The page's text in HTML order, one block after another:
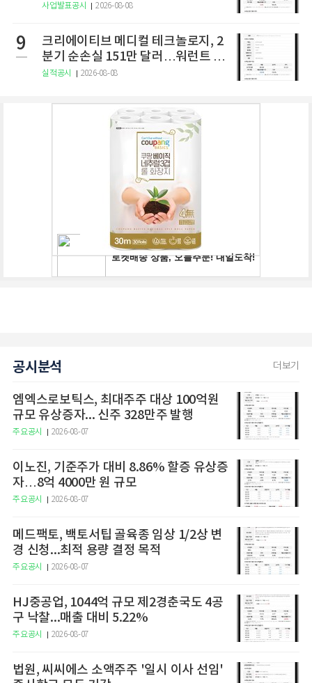
사업발표공시 2026-08-08
9
크리에이티브 메디컬 테크놀로지, 2
분기 순손실 151만 달러…워런트 행
사로 446만 달러 조달
실적공시 2026-08-08
공시분석 더보기
엠엑스로보틱스, 최대주주 대상 100억원
규모 유상증자... 신주 328만주 발행
주요공시 2026-08-07
이노진, 기준주가 대비 8.86% 할증 유상증
자…8억 4000만 원 규모
주요공시 2026-08-07
메드팩토, 백토서팁 골육종 임상 1/2상 변
경 신청...최적 용량 결정 목적
주요공시 2026-08-07
HJ중공업, 1044억 규모 제2경춘국도 4공
구 낙찰...매출 대비 5.22%
주요공시 2026-08-07
법원, 씨씨에스 소액주주 '일시 이사 선임'